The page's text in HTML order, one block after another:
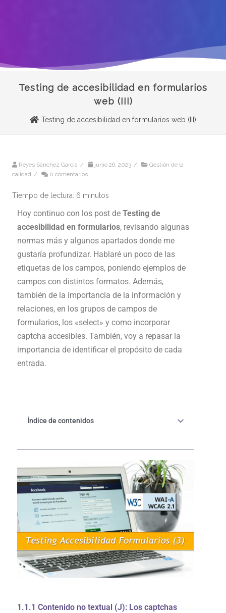
Testing de accesibilidad en formularios
web (III)
Testing de accesibilidad en formularios web (III)
Reyes Sánchez García / junio 26, 2023 /
Gestión de la
calidad / 0 comentarios
Tiempo de lectura: 6 minutos
Hoy continuo con los post de Testing de
accesibilidad en formularios, revisando algunas
normas más y algunos apartados donde me
gustaría profundizar. Hablaré un poco de las
etiquetas de los campos, poniendo ejemplos de
campos con distintos formatos. Además,
también de la importancia de la información y
relaciones, en los grupos de campos de
formularios, los «select» y como incorporar
captcha accesibles. También, voy a repasar la
importancia de identificar el propósito de cada
entrada.
Índice de contenidos
1.1.1 Contenido no textual (J): Los captchas